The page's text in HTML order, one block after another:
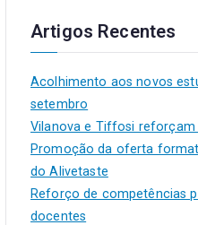
Artigos Recentes
Acolhimento aos novos
setembro
Vilanova e Tiffosi
Promoção da oferta
do Alivetaste
Reforço de competências
docentes